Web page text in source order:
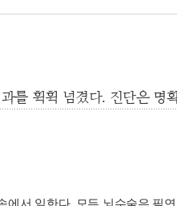
를 휙휙 넘겼다. 진단은 명
에서 일한다. 모든 뇌수술은 필